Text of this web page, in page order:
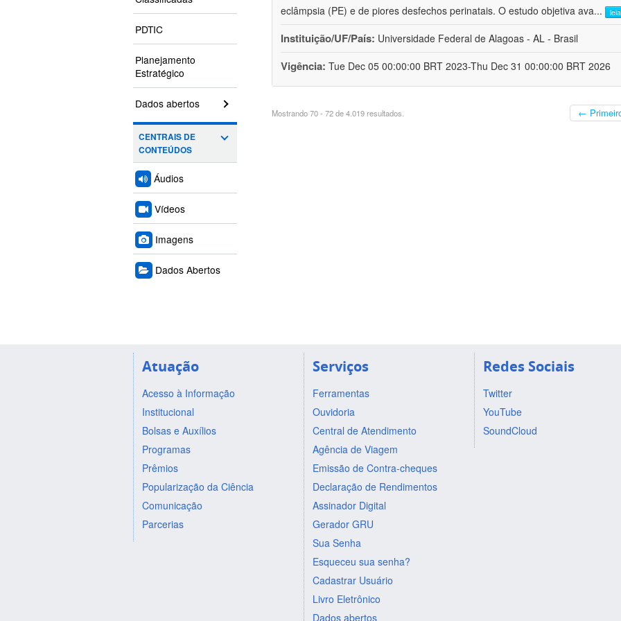
PDTIC
Planejamento
Estratégico
Dados abertos
CENTRAIS DE
CONTEÚDOS
Áudios
Vídeos
Imagens
Dados Abertos
eclâmpsia (PE) e de piores desfechos perinatais. O estudo objetiva ava...
Instituição/UF/País: Universidade Federal de Alagoas - AL - Brasil
Vigência: Tue Dec 05 00:00:00 BRT 2023-Thu Dec 31 00:00:00 BRT 2026
Mostrando 70 - 72 de 4.019 resultados. ←
Atuação
Acesso à Informação
Institucional
Bolsas e Auxílios
Programas
Prêmios
Popularização da Ciência
Comunicação
Parcerias
Serviços
Ferramentas
Ouvidoria
Central de Atendimento
Agência de Viagem
Emissão de Contra-cheques
Declaração de Rendimentos
Assinador Digital
Gerador GRU
Sua Senha
Esqueceu sua senha?
Cadastrar Usuário
Livro Eletrônico
Dados abertos
Redes Sociais
Twitter
YouTube
SoundCloud